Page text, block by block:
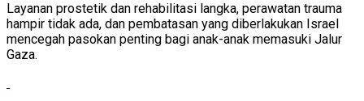
Layanan prostetik dan rehabilitasi langka, perawatan trauma
hampir tidak ada, dan pembatasan yang diberlakukan Israel
mencegah pasokan penting bagi anak-anak memasuki Jalur
Gaza.